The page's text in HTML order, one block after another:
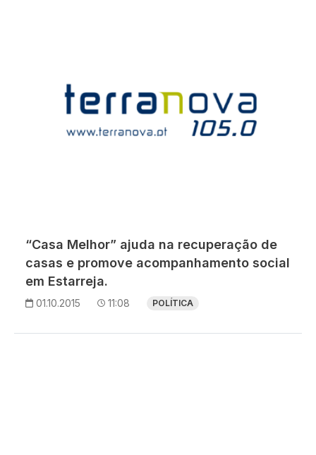
“Casa Melhor” ajuda na recuperação de
casas e promove acompanhamento social
em Estarreja.
01.10.2015 11:08 POLÍTICA